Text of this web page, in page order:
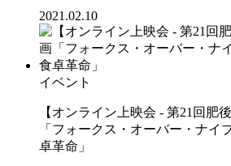
2021.02.10
イベント
【オンライン上映会 - 第21回肥
「フォークス・オーバー・ナイ
卓革命」